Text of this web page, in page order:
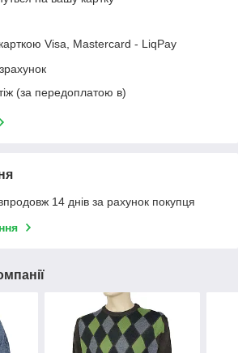
Visa, Mastercard - LiqPay
(за передоплатою в)
14 днів за рахунок покупця